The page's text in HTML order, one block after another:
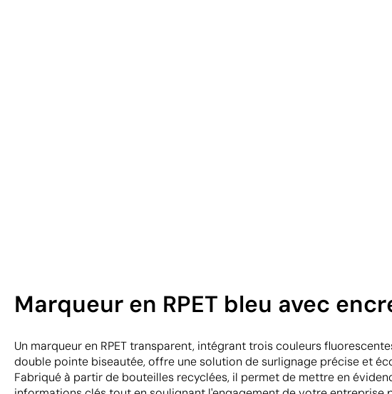
Marqueur en RPET bleu avec
Un marqueur en RPET transparent, intégrant trois couleurs
double pointe biseautée, offre une solution de surlignage précise et
Fabriqué à partir de bouteilles recyclées, il permet de mettre en